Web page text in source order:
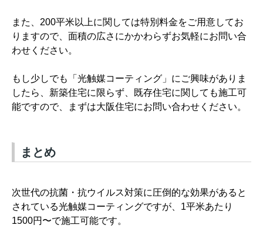
また、200平米以上に関しては特別料金をご用意してお
りますので、面積の広さにかかわらずお気軽にお問い合
わせください。
もし少しでも「光触媒コーティング」にご興味がありま
したら、新築住宅に限らず、既存住宅に関しても施工可
能ですので、まずは大阪住宅にお問い合わせください。
まとめ
次世代の抗菌・抗ウイルス対策に圧倒的な効果があると
されている光触媒コーティングですが、1平米あたり
1500円〜で施工可能です。